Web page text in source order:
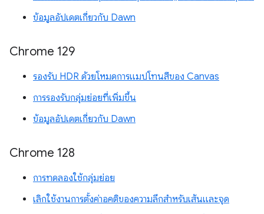
ข้อมูลอัปเดตเกี่ยวกับ Dawn
Chrome 129
รองรับ HDR ด้วยโหมดการแมปโทนสีของ Canvas
การรองรับกลุ่มย่อยที่เพิ่มขึ้น
ข้อมูลอัปเดตเกี่ยวกับ Dawn
Chrome 128
การทดลองใช้กลุ่มย่อย
เลิกใช้งานการตั้งค่าอคติของความลึกสำหรับเส้นและจุด